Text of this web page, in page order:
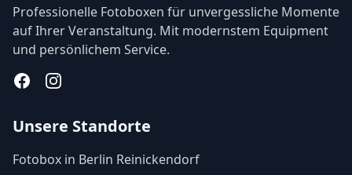
Professionelle Fotoboxen für unvergessliche Momente
auf Ihrer Veranstaltung. Mit modernstem Equipment
und persönlichem Service.
FacebookInstagram
Unsere Standorte
Fotobox in Berlin Reinickendorf